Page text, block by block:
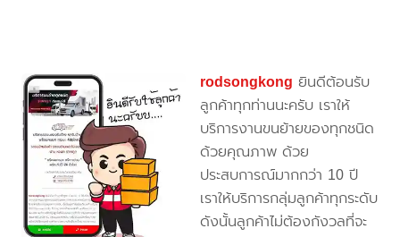
rodsongkong ยินดีต้อนรับ
ลูกค้าทุกท่านนะครับ เราให้
บริการงานขนย้ายของทุกชนิด
ด้วยคุณภาพ ด้วย
ประสบการณ์มากกว่า 10 ปี
เราให้บริการกลุ่มลูกค้าทุกระดับ
ดังนั้นลูกค้าไม่ต้องกังวลที่จะ